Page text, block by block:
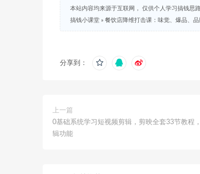
本站内容均来源于互联网， 仅供个人学习搞钱思
搞钱小课堂 » 餐饮店降维打击课：味觉、爆品、
分享到：
上一篇
0基础系统学习短视频剪辑，剪映全套33节教程
辑功能